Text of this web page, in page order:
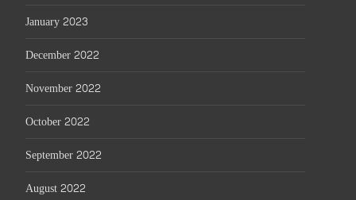
January 2023
December 2022
November 2022
October 2022
September 2022
August 2022